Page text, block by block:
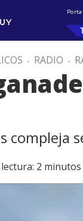
. RADIO .
compleja
2 minutos